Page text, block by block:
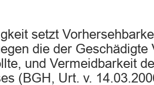
setzt
die der Geschädigte
und Vermeidbarkeit
(BGH, Urt. v.